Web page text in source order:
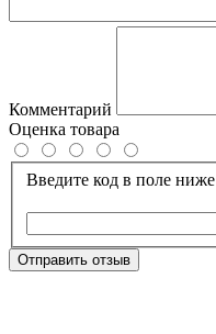
Комментарий
Оценка товара
Введите код в поле ниже
Отправить отзыв